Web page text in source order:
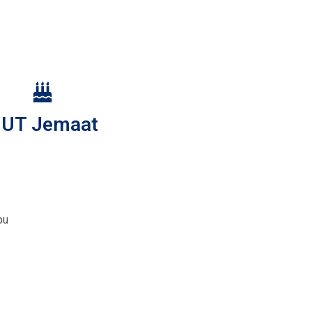
Jemaat